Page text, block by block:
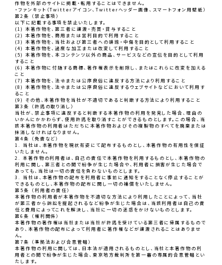
作物を外部のサイトに掲載・転用することはできません。
・ファンキット（Twitterアイコン、Twitterヘッダー画像、スマートフォン用壁紙）
第2条 （禁止事項）
以下に記載する事項を禁止いたします。
(1) 本著作物を、第三者に譲渡・売買・貸与すること
(2) 本著作物を、商用または営利目的で利用すること
(3) 本著作物を、当社および第三者への誹謗・中傷を目的として利用すること
(4) 本著作物を、過度な加工または改変して利用すること
(5) 本著作物を、本コンテンツ以外の商品、サービスなどの宣伝を目的として利用
すること
(6) 本著作物に付随する商標、著作権表示を削除し、またはこれらに改変を加える
こと
(7) 本著作物を、法令または公序良俗に違反する方法により利用すること
(8) 本著作物を、法令または公序良俗に違反するウェブサイトなどにおいて利用す
ること
(9) その他、本著作物を当社が不適切であると判断する方法により利用すること
第3条 （許諾の取り消し）
当社が、禁止事項に違反すると判断する本著作物の利用を発見した場合、理由の
いかんにかかわらず、使用許諾を取り消すことができるものとします。この場合、当
該本著作物の利用者はただちに本著作物およびその複製物のすべてを廃棄または
抹消しなければなりません。
第4条 （免責など）
1. 当社は、本著作物を現状有姿にて配布するものとし、本著作物の有用性を保証
いたしません。
2. 本著作物の利用者は、自己の責任で本著作物を利用するものとし、本著作物の
利用に関し、第三者との間で紛争が生じた場合や、利用者に損害が生じた場合で
あっても、当社は一切の責任を負わないものとします。
3. 当社は、本著作物の配布を利用者に事前に通知をすることなく停止することが
できるものとし、本著作物の配布に関し一切の補償をいたしません。
第5条 （利用者の責任）
本著作物の利用者が本著作物を不適切な方法により利用したことによって、当社
が第三者から訴訟を提起されるなど紛争が生じた場合は、当該利用者は自己の責
任と費用によってこれを解決し、当社に一切の迷惑をかけないものとします。
第6条 （権利関係）
本著作物の著作権は当社または当社が許諾を受けている第三者に帰属するもので
あり、本著作物の配布によって利用者に著作権などが譲渡されることはありませ
ん。
第7条 （準拠法および合意管轄）
本著作物の利用に関しては、日本法が適用されるものとし、当社と本著作物の利
用者との間で紛争が生じた場合、東京地方裁判所を第一審の専属的合意管轄とい
たします。